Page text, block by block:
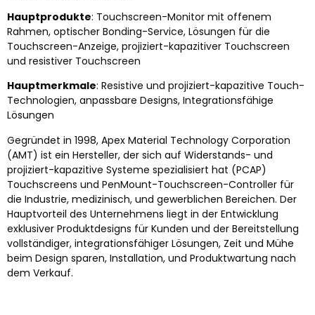
Hauptprodukte: Touchscreen-Monitor mit offenem
Rahmen, optischer Bonding-Service, Lösungen für die
Touchscreen-Anzeige, projiziert-kapazitiver Touchscreen
und resistiver Touchscreen
Hauptmerkmale: Resistive und projiziert-kapazitive Touch-
Technologien, anpassbare Designs, Integrationsfähige
Lösungen
Gegründet in 1998, Apex Material Technology Corporation
(AMT) ist ein Hersteller, der sich auf Widerstands- und
projiziert-kapazitive Systeme spezialisiert hat (PCAP)
Touchscreens und PenMount-Touchscreen-Controller für
die Industrie, medizinisch, und gewerblichen Bereichen. Der
Hauptvorteil des Unternehmens liegt in der Entwicklung
exklusiver Produktdesigns für Kunden und der Bereitstellung
vollständiger, integrationsfähiger Lösungen, Zeit und Mühe
beim Design sparen, Installation, und Produktwartung nach
dem Verkauf.